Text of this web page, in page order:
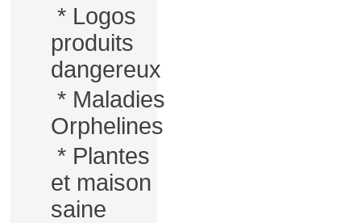
* Logos
produits
dangereux
* Maladies
Orphelines
* Plantes
et maison
saine